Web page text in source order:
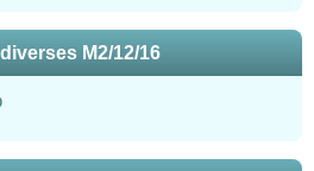
M2/12/16